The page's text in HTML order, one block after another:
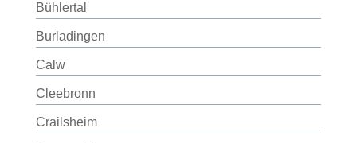
Bühlertal
Burladingen
Calw
Cleebronn
Crailsheim